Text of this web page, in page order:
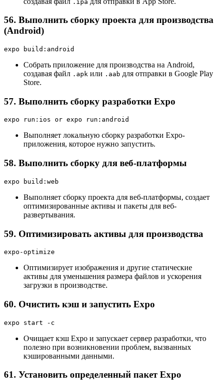
.ipa
56. Выполнить сборку проекта для производства
(Android)
expo build:android
Собрать приложение для производства на Android,
создавая файл .apk или .aab для отправки в Google Play
Store.
57. Выполнить сборку разработки Expo
expo run:ios or expo run:android
Выполняет локальную сборку разработки Expo-
приложения, которое нужно запустить.
58. Выполнить сборку для веб-платформы
expo build:web
Выполняет сборку проекта для веб-платформы, создает
оптимизированные активы и пакеты для веб-
развертывания.
59. Оптимизировать активы для производства
expo-optimize
Оптимизирует изображения и другие статические
активы для уменьшения размера файлов и ускорения
загрузки в производстве.
60. Очистить кэш и запустить Expo
expo start -c
Очищает кэш Expo и запускает сервер разработки, что
полезно при возникновении проблем, вызванных
кэшированными данными.
61. Установить определенный пакет Expo